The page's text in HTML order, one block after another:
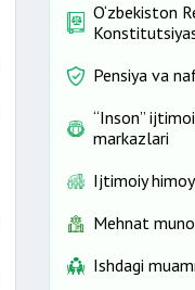
O‘zbekiston
Pensiya va
“Inson”
markazlari
Ijtimoiy
Mehnat
Ishdagi